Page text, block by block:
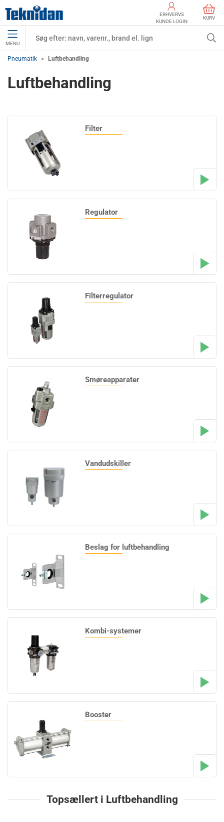
ERHVERVS
KUNDE LOGIN
KURV
MENU
Pneumatik Luftbehandling
Luftbehandling
Filter
Regulator
Filterregulator
Smøreapparater
Vandudskiller
Beslag for luftbehandling
Kombi-systemer
Booster
Topsællert i Luftbehandling